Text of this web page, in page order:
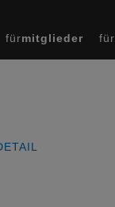
fürmitglieder für